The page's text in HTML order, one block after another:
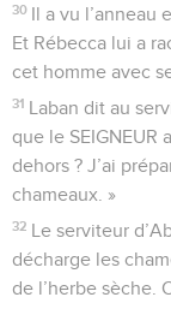
30 Il a vu l’anneau
Et Rébecca lui a
cet homme avec
31 Laban dit au
que le SEIGNEUR
dehors ? J’ai
chameaux. »
32 Le serviteur
décharge les
de l’herbe sèche.